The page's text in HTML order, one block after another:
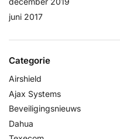
juni 2017
Categorie
Airshield
Ajax Systems
Beveiligingsnieuws
Dahua